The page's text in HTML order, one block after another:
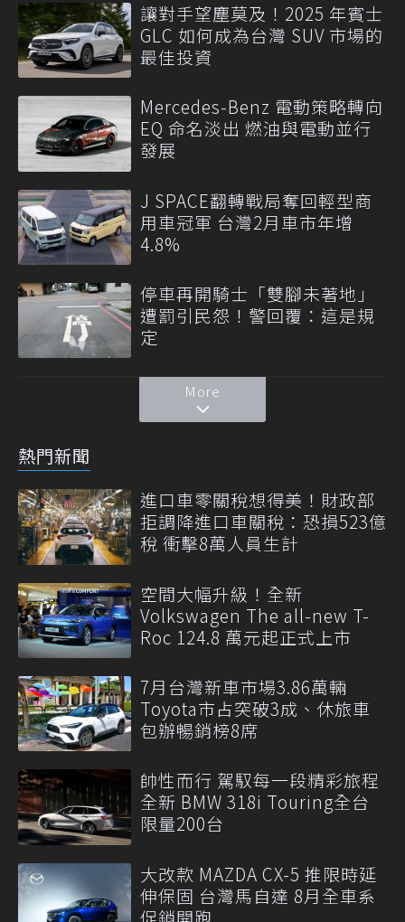
讓對手望塵莫及！2025 年賓士
GLC 如何成為台灣 SUV 市場的
最佳投資
Mercedes-Benz 電動策略轉向
EQ 命名淡出 燃油與電動並行
發展
J SPACE翻轉戰局奪回輕型商
用車冠軍 台灣2月車市年增
4.8%
停車再開騎士「雙腳未著地」
遭罰引民怨！警回覆：這是規
定
More
熱門新聞
進口車零關稅想得美！財政部
拒調降進口車關稅：恐損523億
稅 衝擊8萬人員生計
空間大幅升級！全新
Volkswagen The all-new T-
Roc 124.8 萬元起正式上市
7月台灣新車市場3.86萬輛
Toyota市占突破3成、休旅車
包辦暢銷榜8席
帥性而行 駕馭每一段精彩旅程
全新 BMW 318i Touring全台
限量200台
大改款 MAZDA CX-5 推限時延
伸保固 台灣馬自達 8月全車系
促銷開跑